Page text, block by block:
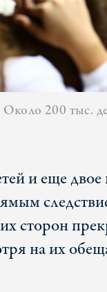
200 тыс.
и еще
сторон
на их